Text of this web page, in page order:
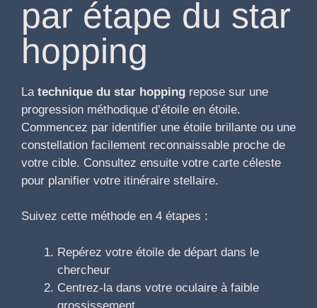
par étape du star
hopping
La technique du star hopping repose sur une
progression méthodique d’étoile en étoile.
Commencez par identifier une étoile brillante ou une
constellation facilement reconnaissable proche de
votre cible. Consultez ensuite votre carte céleste
pour planifier votre itinéraire stellaire.
Suivez cette méthode en 4 étapes :
Repérez votre étoile de départ dans le
chercheur
Centrez-la dans votre oculaire à faible